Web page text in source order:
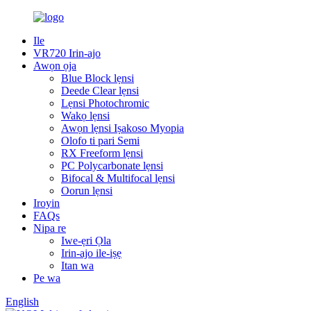
Ile
VR720 Irin-ajo
Awọn ọja
Blue Block lẹnsi
Deede Clear lẹnsi
Lẹnsi Photochromic
Wakọ lẹnsi
Awọn lẹnsi Iṣakoso Myopia
Olofo ti pari Semi
RX Freeform lẹnsi
PC Polycarbonate lẹnsi
Bifocal & Multifocal lẹnsi
Oorun lẹnsi
Iroyin
FAQs
Nipa re
Iwe-ẹri Ọla
Irin-ajo ile-iṣẹ
Itan wa
Pe wa
English